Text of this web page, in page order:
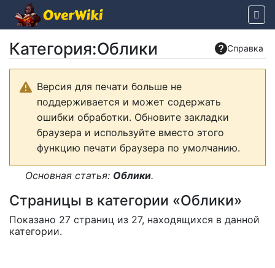
Справка
Категория:Облики
Версия для печати больше не
поддерживается и может содержать
ошибки обработки. Обновите закладки
браузера и используйте вместо этого
функцию печати браузера по умолчанию.
Основная статья: Облики.
Страницы в категории «Облики»
Показано 27 страниц из 27, находящихся в данной
категории.